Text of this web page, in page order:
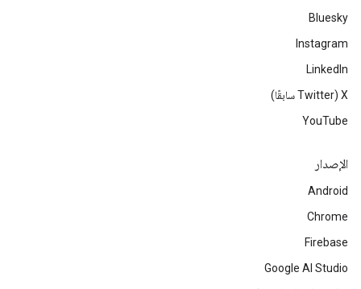
Bluesky
Instagram
LinkedIn
‫X ‏(Twitter سابقًا)
YouTube
الإصدار
Android
Chrome
Firebase
Google AI Studio